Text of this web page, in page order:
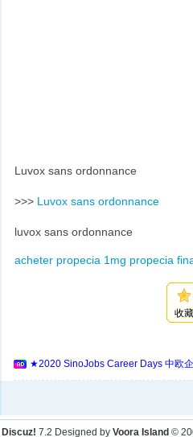
Luvox sans ordonnance
>>> Luvox sans ordonnance
luvox sans ordonnance
acheter propecia 1mg propecia
收
★2020 SinoJobs Career Days 中欧
Discuz! 7.2 Designed by Voora Island ©